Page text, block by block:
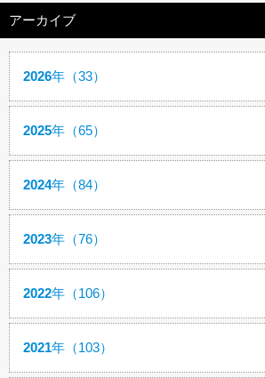
アーカイブ
2026年（33）
2025年（65）
2024年（84）
2023年（76）
2022年（106）
2021年（103）